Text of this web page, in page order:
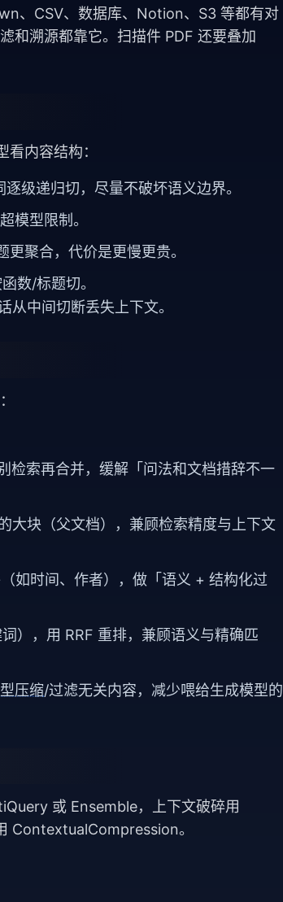
、CSV、数据库、Notion、S3 等都有对
和溯源都靠它。扫描件 PDF 还要叠加
内容结构：
级递归切，尽量不破坏语义边界。
模型限制。
聚合，代价是更慢更贵。
数/标题切。
中间切断丢失上下文。
检索再合并，缓解「问法和文档措辞不一
大块（父文档），兼顾检索精度与上下文
如时间、作者），做「语义 + 结构化过
），用 RRF 重排，兼顾语义与精确匹
压缩/过滤无关内容，减少喂给生成模型的
或 Ensemble，上下文破碎用
ContextualCompression。